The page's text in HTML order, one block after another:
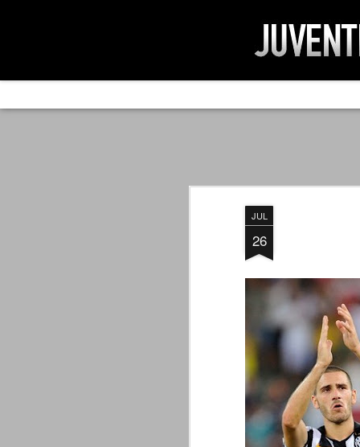
JUL
26
Ed infatti, per chi ricorda le convulse
davvero impresa impossibile quella di
erano abbattuti sulla Juventus.
PER UNA VERITÀ
Cari amici, l'avventura che
abbiamo iniziato il 5 maggio 2007
Quando abbiamo messo on line
questo sito la nostra squadra del
cuore stava vivendo il suo periodo
più buio, annichilita nel suo
prestigio e guidata in modo da non